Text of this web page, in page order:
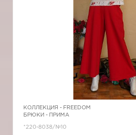
КОЛЛЕКЦИЯ - FREEDOM
БРЮКИ - ПРИМА
*220-8038/№10